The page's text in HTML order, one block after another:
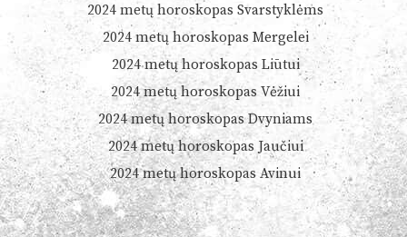
2024 metų horoskopas Svarstyklėms
2024 metų horoskopas Mergelei
2024 metų horoskopas Liūtui
2024 metų horoskopas Vėžiui
2024 metų horoskopas Dvyniams
2024 metų horoskopas Jaučiui
2024 metų horoskopas Avinui